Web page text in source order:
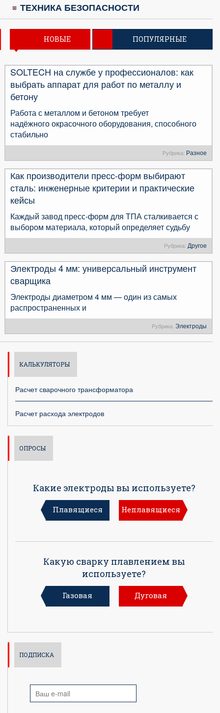
ТЕХНИКА БЕЗОПАСНОСТИ
НОВЫЕ ПОПУЛЯРНЫЕ
SOLTECH на службе у профессионалов: как
выбрать аппарат для работ по металлу и
бетону
Работа с металлом и бетоном требует
надёжного окрасочного оборудования, способного
стабильно
Рубрика: Разное
Как производители пресс-форм выбирают
сталь: инженерные критерии и практические
кейсы
Каждый завод пресс-форм для ТПА сталкивается с
выбором материала, который определяет судьбу
Рубрика: Другое
Электроды 4 мм: универсальный инструмент
сварщика
Электроды диаметром 4 мм — один из самых
распространенных и
Рубрика: Электроды
КАЛЬКУЛЯТОРЫ
Расчет сварочного трансформатора
Расчет расхода электродов
ОПРОСЫ
Какие электроды вы используете?
Плавящиеся Неплавящиеся
Какую сварку плавлением вы
используете?
Газовая Дуговая
ПОДПИСКА